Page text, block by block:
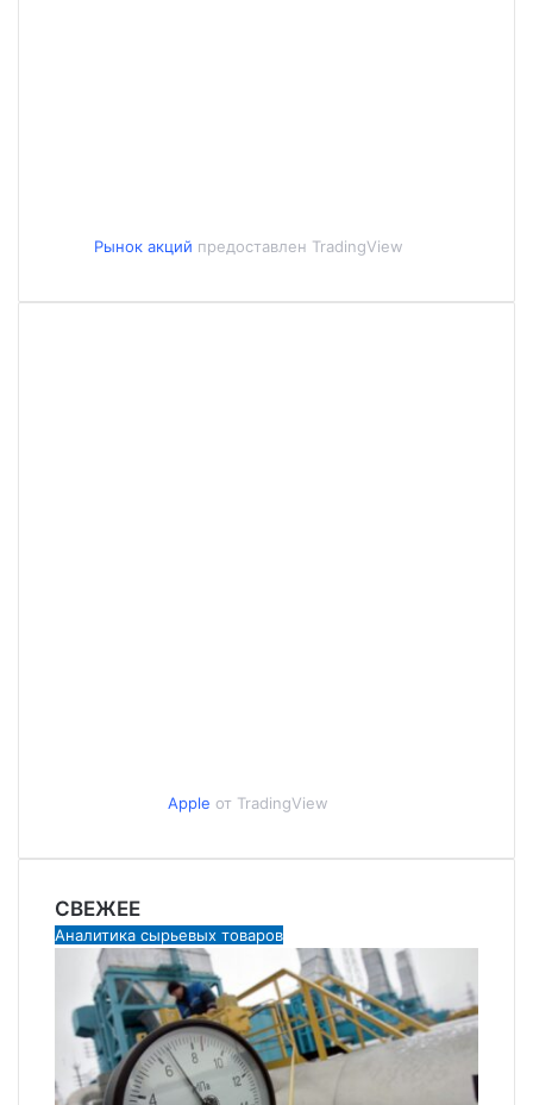
Рынок акций предоставлен TradingView
Apple от TradingView
СВЕЖЕЕ
Аналитика сырьевых товаров